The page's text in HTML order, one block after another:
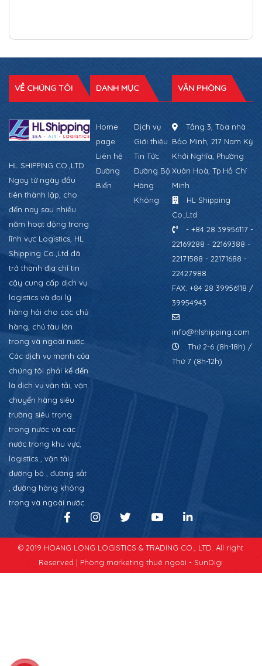
VỀ CHÚNG TÔI
HL SHIPPING CO.,LTD
Ngay từ ngày đầu
tiên thành lập, cho
đến nay sau nhiều
năm hoạt động trong
lĩnh vực Logistics, HL
Shipping Co.,Ltd đã
trở thành địa chỉ tin
cậy cung cấp dịch vụ
logistics và đại lý
hàng hải cho các chủ
hàng, chủ tàu lớn
trong và ngoài nước.
Các dịch vụ mạnh của
chúng tôi phải kể đến
là dịch vụ vận tải, vận
chuyển hàng siêu
trường siêu trọng
trong nước và các
nước trong khu vực,
logistics , vận tải
đường bộ , đường sắt
, đường hàng không
trong và ngoài nước.
DANH MỤC
Home
page
Dịch vụ
Giới thiệu
Liên hệ
Tin Tức
Đường
Biển
Đường Bộ
Hàng
Không
VĂN PHÒNG
Tầng 3, Tòa nhà
Bảo Minh, 217 Nam Kỳ
Khởi Nghĩa, Phường
Xuân Hoà, Tp.Hồ Chí
Minh
HL Shipping
Co.,Ltd
- +84 28 39956117 -
22169288 - 22169388 -
22171588 - 22171688 -
22427988
FAX: +84 28 39956118 /
39954943
info@hlshipping.com
Thứ 2-6 (8h-18h) /
Thứ 7 (8h-12h)
© 2019 HOANG LONG LOGISTICS & TRADING CO., LTD. All right
Reserved | Phòng marketing thuê ngoài - SunDigi